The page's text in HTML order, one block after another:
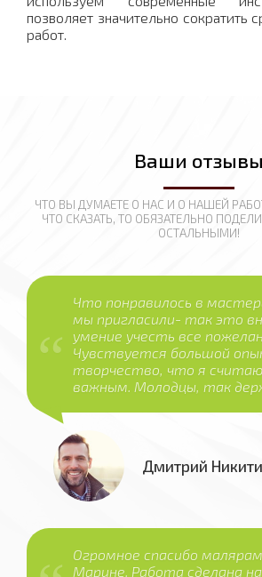
позволяет значительно сократить
работ.
Ваши отзывы
ЧТО ВЫ ДУМАЕТЕ О НАС И О НАШЕЙ
ЧТО СКАЗАТЬ, ТО ОБЯЗАТЕЛЬНО
ОСТАЛЬНЫМИ!
Что понравилось в
мы пригласили- так это
умение учесть все
Чувствуется большой
творчество, что я
важным. Молодцы, так
Дмитрий
Огромное спасибо
Марине. Работа сделана